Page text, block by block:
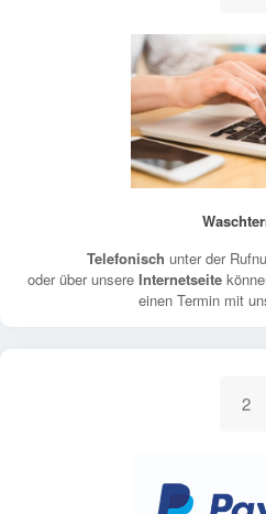
Telefonisch unter der
oder über unsere Internetseite
einen Termin mit
2